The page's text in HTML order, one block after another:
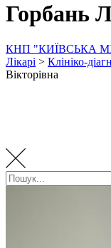
Горбань
КНП "КИЇВСЬКА
Лікарі > Клініко-
Вікторівна
Пошук: